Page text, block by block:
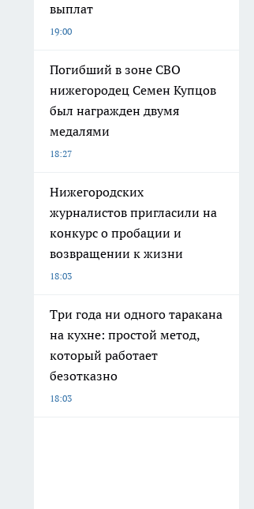
выплат
19:00
Погибший в зоне СВО
нижегородец Семен Купцов
был награжден двумя
медалями
18:27
Нижегородских
журналистов пригласили на
конкурс о пробации и
возвращении к жизни
18:03
Три года ни одного таракана
на кухне: простой метод,
который работает
безотказно
18:03